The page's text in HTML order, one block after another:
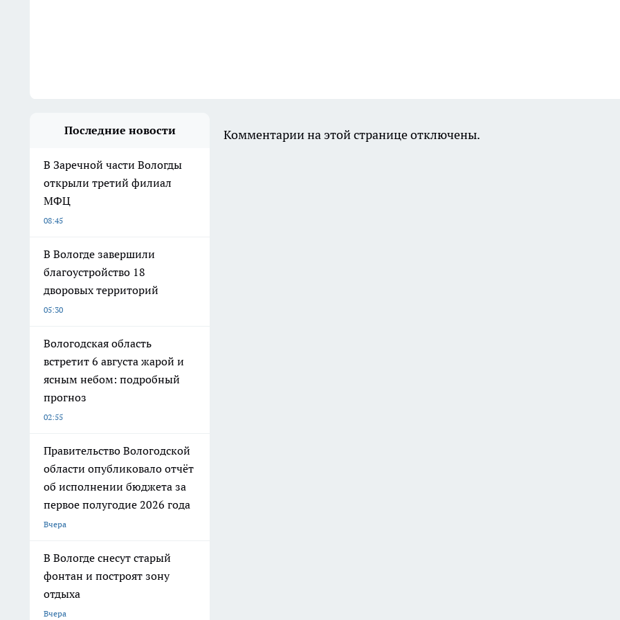
Последние новости
В Заречной части Вологды
открыли третий филиал
МФЦ
08:45
В Вологде завершили
благоустройство 18
дворовых территорий
05:30
Вологодская область
встретит 6 августа жарой и
ясным небом: подробный
прогноз
02:55
Правительство Вологодской
области опубликовало отчёт
об исполнении бюджета за
первое полугодие 2026 года
Вчера
В Вологде снесут старый
фонтан и построят зону
отдыха
Вчера
Комментарии на этой странице отключены.